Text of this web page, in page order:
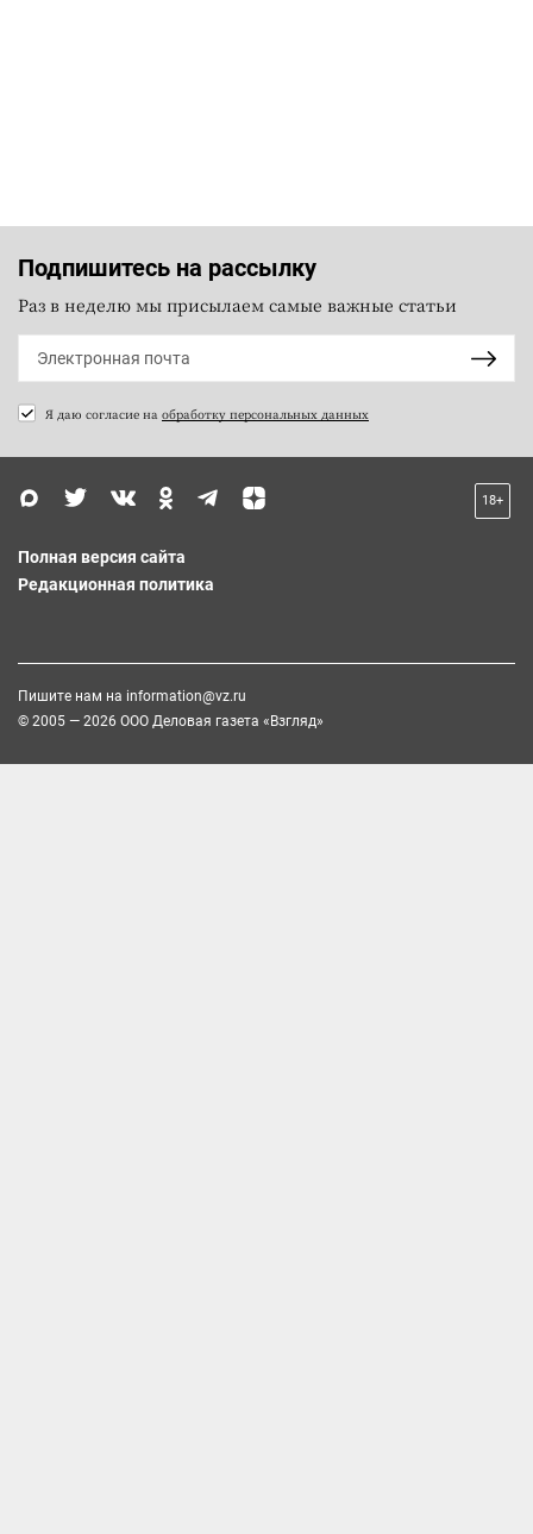
Подпишитесь на рассылку
Раз в неделю мы присылаем самые важные статьи
Я даю согласие на обработку персональных данных
18+
Полная версия сайта
Редакционная политика
Пишите нам на information@vz.ru
© 2005 — 2026 ООО Деловая газета «Взгляд»